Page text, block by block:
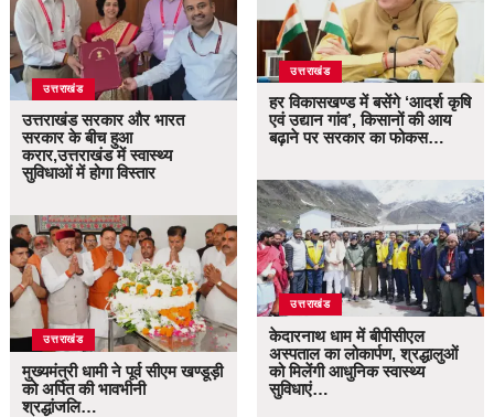
उत्तराखंड
उत्तराखंड सरकार और भारत
सरकार के बीच हुआ
करार,उत्तराखंड में स्वास्थ्य
सुविधाओं में होगा विस्तार
उत्तराखंड
मुख्यमंत्री धामी ने पूर्व सीएम खण्डूड़ी
को अर्पित की भावभीनी
श्रद्धांजलि…
उत्तराखंड
हर विकासखण्ड में बसेंगे ‘आदर्श कृषि
एवं उद्यान गांव’, किसानों की आय
बढ़ाने पर सरकार का फोकस…
उत्तराखंड
केदारनाथ धाम में बीपीसीएल
अस्पताल का लोकार्पण, श्रद्धालुओं
को मिलेंगी आधुनिक स्वास्थ्य
सुविधाएं…